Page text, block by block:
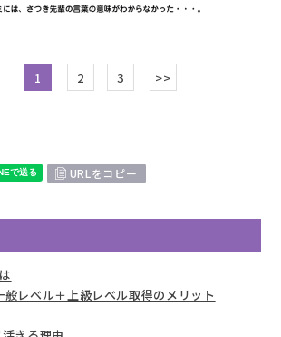
1 2 3 >>
URLをコピー
般レベル＋上級レベル取得のメリット